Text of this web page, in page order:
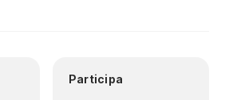
Participa